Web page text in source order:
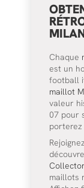
Chaque
est un
football
maillot
valeur
07 pour
porterez
maillots